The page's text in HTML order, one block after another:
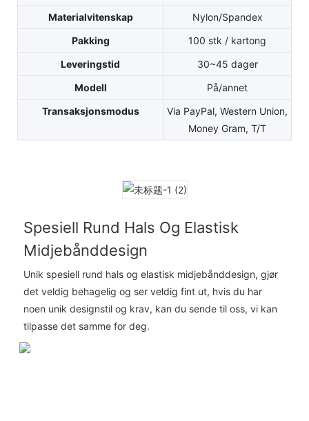
Materialvitenskap
Nylon/Spandex
Pakking
100 stk / kartong
Leveringstid
30~45 dager
Modell
På/annet
Transaksjonsmodus
Via PayPal, Western Union,
Money Gram, T/T
Spesiell Rund Hals Og Elastisk
Midjebånddesign
Unik spesiell rund hals og elastisk midjebånddesign, gjør
det veldig behagelig og ser veldig fint ut, hvis du har
noen unik designstil og krav, kan du sende til oss, vi kan
tilpasse det samme for deg.